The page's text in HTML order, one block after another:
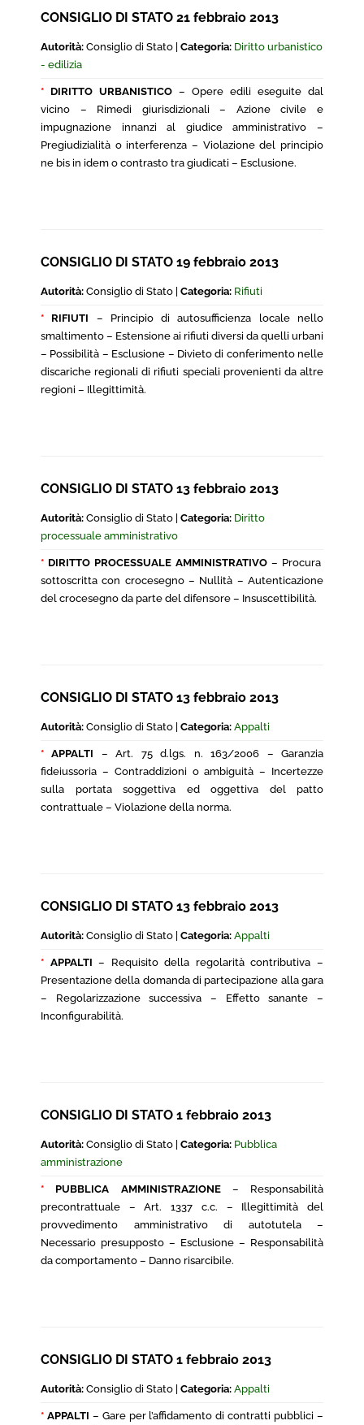
CONSIGLIO DI STATO 21 febbraio 2013
Autorità: Consiglio di Stato | Categoria: Diritto urbanistico
- edilizia
* DIRITTO URBANISTICO – Opere edili eseguite dal
vicino – Rimedi giurisdizionali – Azione civile e
impugnazione innanzi al giudice amministrativo –
Pregiudizialità o interferenza – Violazione del principio
ne bis in idem o contrasto tra giudicati – Esclusione.
CONSIGLIO DI STATO 19 febbraio 2013
Autorità: Consiglio di Stato | Categoria: Rifiuti
* RIFIUTI – Principio di autosufficienza locale nello
smaltimento – Estensione ai rifiuti diversi da quelli urbani
– Possibilità – Esclusione – Divieto di conferimento nelle
discariche regionali di rifiuti speciali provenienti da altre
regioni – Illegittimità.
CONSIGLIO DI STATO 13 febbraio 2013
Autorità: Consiglio di Stato | Categoria: Diritto
processuale amministrativo
* DIRITTO PROCESSUALE AMMINISTRATIVO – Procura
sottoscritta con crocesegno – Nullità – Autenticazione
del crocesegno da parte del difensore – Insuscettibilità.
CONSIGLIO DI STATO 13 febbraio 2013
Autorità: Consiglio di Stato | Categoria: Appalti
*APPALTI – Art. 75 d.lgs. n. 163/2006 – Garanzia
fideiussoria – Contraddizioni o ambiguità – Incertezze
sulla portata soggettiva ed oggettiva del patto
contrattuale – Violazione della norma.
CONSIGLIO DI STATO 13 febbraio 2013
Autorità: Consiglio di Stato | Categoria: Appalti
* APPALTI– Requisito della regolarità contributiva –
Presentazione della domanda di partecipazione alla gara
– Regolarizzazione successiva – Effetto sanante –
Inconfigurabilità.
CONSIGLIO DI STATO 1 febbraio 2013
Autorità: Consiglio di Stato | Categoria: Pubblica
amministrazione
* PUBBLICA AMMINISTRAZIONE– Responsabilità
precontrattuale – Art. 1337 c.c. – Illegittimità del
provvedimento amministrativo di autotutela –
Necessario presupposto – Esclusione – Responsabilità
da comportamento – Danno risarcibile.
CONSIGLIO DI STATO 1 febbraio 2013
Autorità: Consiglio di Stato | Categoria: Appalti
* APPALTI – Gare per l’affidamento di contratti pubblici –